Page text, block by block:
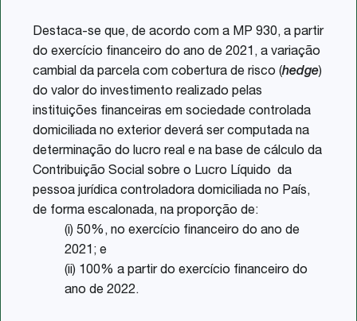
Destaca-se que, de acordo com a MP 930, a partir
do exercício financeiro do ano de 2021, a variação
cambial da parcela com cobertura de risco (hedge)
do valor do investimento realizado pelas
instituições financeiras em sociedade controlada
domiciliada no exterior deverá ser computada na
determinação do lucro real e na base de cálculo da
Contribuição Social sobre o Lucro Líquido da
pessoa jurídica controladora domiciliada no País,
de forma escalonada, na proporção de:
(i) 50%, no exercício financeiro do ano de
2021; e
(ii) 100% a partir do exercício financeiro do
ano de 2022.